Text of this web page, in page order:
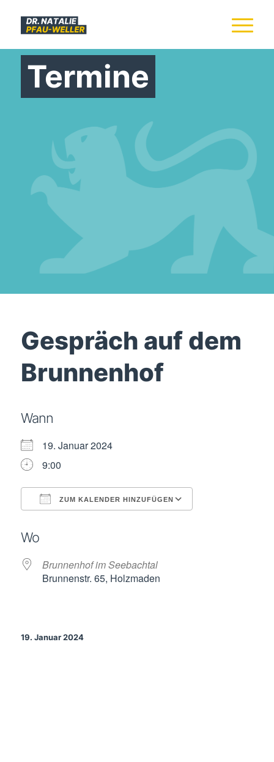
Termine
Gespräch auf dem
Brunnenhof
Wann
19. Januar 2024
9:00
ZUM KALENDER HINZUFÜGEN
Wo
Brunnenhof im Seebachtal
Brunnenstr. 65, Holzmaden
19. Januar 2024